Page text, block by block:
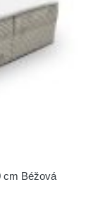
cm Béžová